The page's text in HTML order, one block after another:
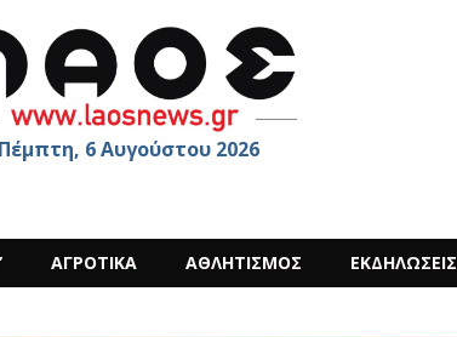
Πέμπτη, 6 Αυγούστου 2026
ΑΓΡΟΤΙΚΑ ΑΘΛΗΤΙΣΜΟΣ ΕΚΔΗΛΩΣΕΙΣ